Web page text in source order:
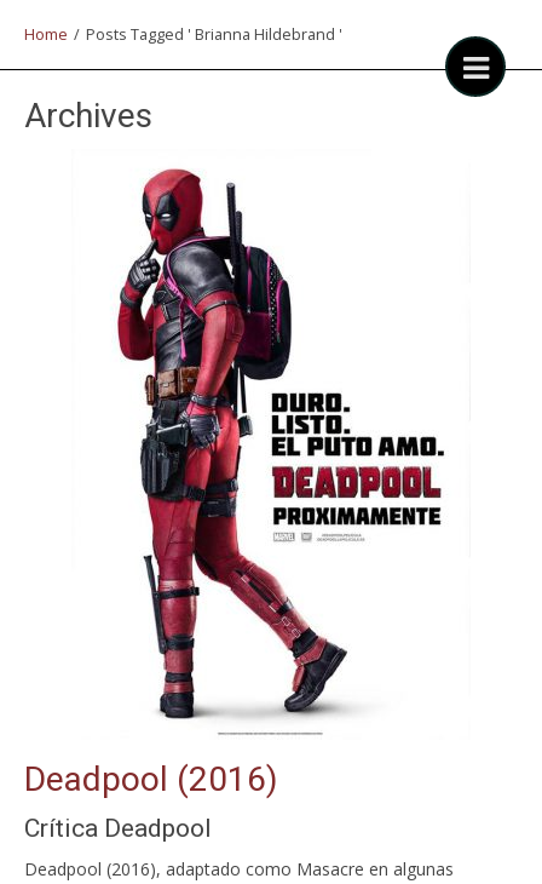
Home / Posts Tagged ' Brianna Hildebrand '
Archives
Deadpool (2016)
Crítica Deadpool
Deadpool (2016), adaptado como Masacre en algunas